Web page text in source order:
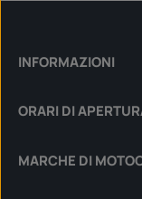
INFORMAZIONI
ORARI DI
MARCHE DI